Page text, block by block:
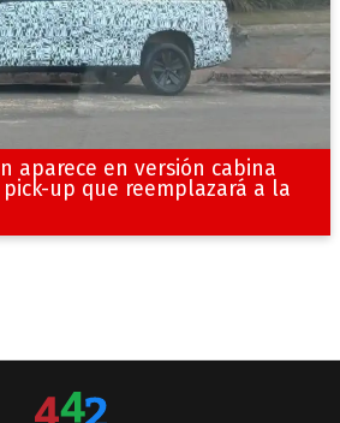
aparece en versión cabina
up que reemplazará a la